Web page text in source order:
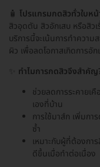
🧴 โปรแกรมกดสิวทั่วใบห
สิวอุดตัน สิวอักเสบ หรือสิว
บริการนี้จะเน้นการทำควา
ผิว เพื่อลดโอกาสเกิดการอัก
ทำไมการกดสิวจึงสำคัญ
ช่วยลดการระคายเ
เองที่บ้าน
การใช้มาส์ก เพิ่มกา
ซ้ำ
เหมาะกับผู้ที่ต้องกา
ดีขึ้นเมื่อทำต่อเนื่อง